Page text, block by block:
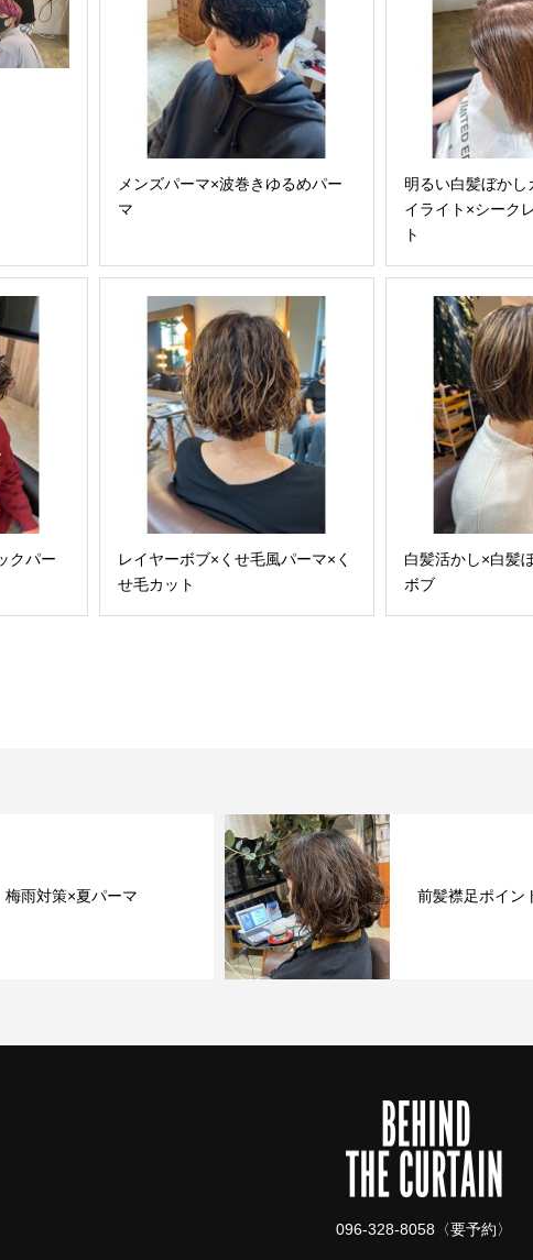
メンズパーマ×波巻きゆるめパー
マ
明るい白髪ぼかし
イライト×シーク
ト
クパー
レイヤーボブ×くせ毛風パーマ×く
せ毛カット
白髪活かし×白髪
ボブ
梅雨対策×夏パーマ 前髪襟足ポイン
096-328-8058〈要予約〉